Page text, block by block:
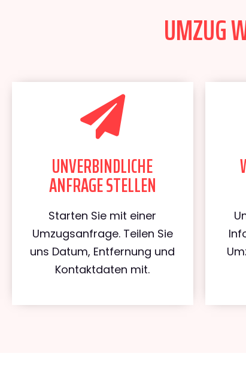
UMZUG
UNVERBINDLICHE
ANFRAGE STELLEN
Starten Sie mit einer
Umzugsanfrage. Teilen Sie
uns Datum, Entfernung und
Kontaktdaten mit.